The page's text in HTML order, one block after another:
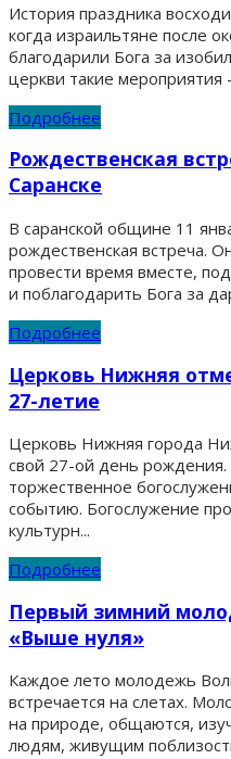
История праздника
когда израильтяне после
благодарили Бога за
церкви такие мероприятия
Подробнее
Рождественская
Саранске
В саранской общине 11
рождественская встреча.
провести время вместе,
и поблагодарить Бога за
Подробнее
Церковь Нижняя
27-летие
Церковь Нижняя города
свой 27-ой день рождения.
торжественное
событию. Богослужение
культурн...
Подробнее
Первый зимний
«Выше нуля»
Каждое лето молодежь
встречается на слетах.
на природе, общаются,
людям, живущим